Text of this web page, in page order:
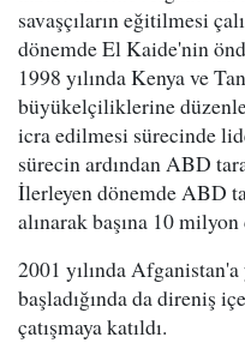
savaşçıların eğitilmesi
dönemde El Kaide'nin
1998 yılında Kenya ve
büyükelçiliklerine
icra edilmesi sürecinde
sürecin ardından ABD
İlerleyen dönemde ABD
alınarak başına 10
2001 yılında
başladığında da direniş
çatışmaya katıldı.